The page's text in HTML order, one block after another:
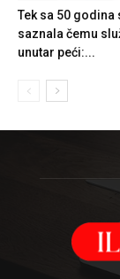
Tek sa 50 godina
saznala čemu
unutar peći:...